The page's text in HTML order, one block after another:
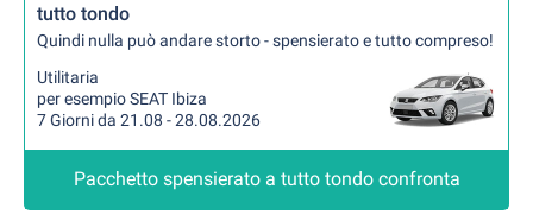
tutto tondo
Quindi nulla può andare storto - spensierato e tutto compreso!
Utilitaria
per esempio SEAT Ibiza
7 Giorni da 21.08 - 28.08.2026
Pacchetto spensierato a tutto tondo confronta